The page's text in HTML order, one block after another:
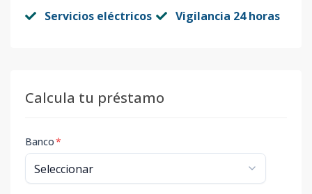
Servicios eléctricos Vigilancia 24 horas
Calcula tu préstamo
Banco*